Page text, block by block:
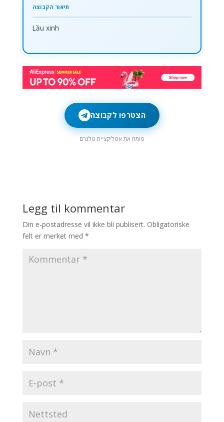
Lầu xinh
הצטרפו לקבוצה
פותח את אפליקציית טלגרם
Legg til kommentar
Din e-postadresse vil ikke bli publisert. Obligatoriske
felt er merket med *